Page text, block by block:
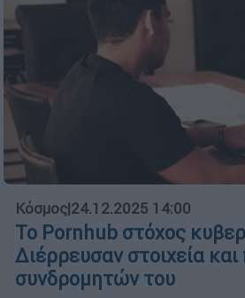
Κόσμος|24.12.2025 14:00
To Pornhub στόχος
Διέρρευσαν στοιχεία και
συνδρομητών του